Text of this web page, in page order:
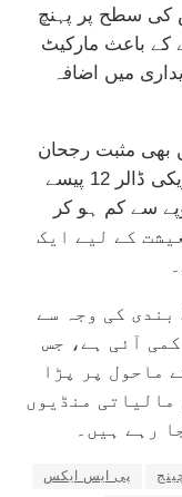
1,23,327 پوائنٹس کی سطح پر پہنچ
کے باعث مارکیٹ
میں اضافہ
بھی مثبت رجحان
دیکھنے میں آیا، جہاں انٹر بینک میں امریکی ڈالر 12 پیسے
ڈالر کی قیمت 283.72 روپے سے کم ہو کر
معیشت کے لیے ایک
بندی کی وجہ سے
آئی ہے، جس
ماحول پر پڑا
مالیاتی منڈیوں
رہے ہیں۔
پی ایس ایکس